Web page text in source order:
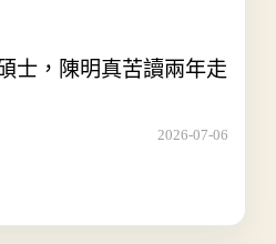
士，陳明真苦讀兩年走
2026-07-06